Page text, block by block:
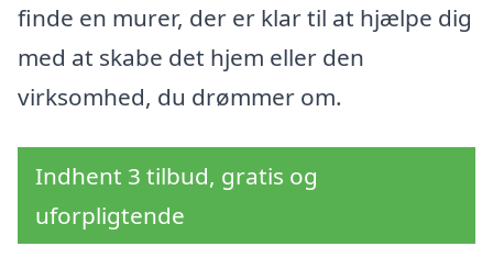
finde en murer, der er klar til at hjælpe dig
med at skabe det hjem eller den
virksomhed, du drømmer om.
Indhent 3 tilbud, gratis og
uforpligtende